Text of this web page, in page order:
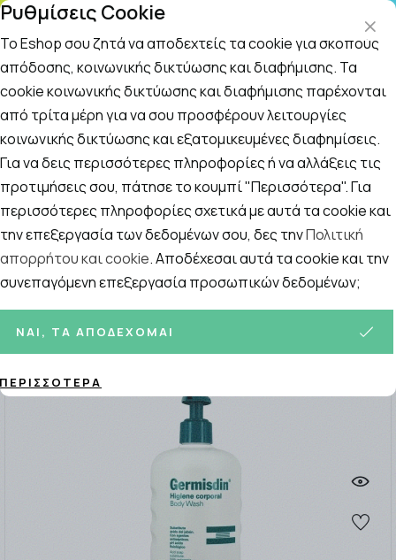
ΤΗΛ.
Αναζήτηση
Αρχική / Εταιρίες / ISDIN
ISDIN
Ταξινόμηση Προβολή
3ΠΡΟΪΌΝΤΑ
Ρυθμίσεις Cookie
Το Eshop σου ζητά να αποδεχτείς τα cookie για σκοπούς
απόδοσης, κοινωνικής δικτύωσης και διαφήμισης. Τα
cookie κοινωνικής δικτύωσης και διαφήμισης παρέχονται
από τρίτα μέρη για να σου προσφέρουν λειτουργίες
κοινωνικής δικτύωσης και εξατομικευμένες διαφημίσεις.
Για να δεις περισσότερες πληροφορίες ή να αλλάξεις τις
προτιμήσεις σου, πάτησε το κουμπί "Περισσότερα". Για
περισσότερες πληροφορίες σχετικά με αυτά τα cookie και
την επεξεργασία των δεδομένων σου, δες τηνΠολιτική
απορρήτου και cookie. Αποδέχεσαι αυτά τα cookie και την
συνεπαγόμενη επεξεργασία προσωπικών δεδομένων;
ΝΑΙ, ΤΑ ΑΠΟΔΈΧΟΜΑΙ
ΠΕΡΙΣΣΌΤΕΡΑ